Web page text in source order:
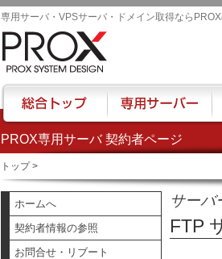
PROX専用サーバ 契約者ページ
専用サーバ・VPSサーバ・ドメイン取得なら
トップ>
ホームへ
契約者情報の参照
お問合せ・リブート
サーバ
FTP
総合トップ 専用サーバー